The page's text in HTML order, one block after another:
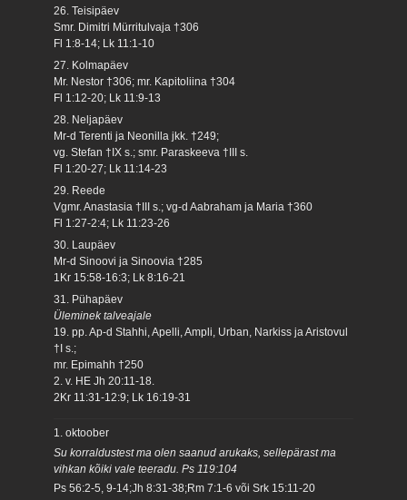
26. Teisipäev
Smr. Dimitri Mürritulvaja †306
Fl 1:8-14; Lk 11:1-10
27. Kolmapäev
Mr. Nestor †306; mr. Kapitoliina †304
Fl 1:12-20; Lk 11:9-13
28. Neljapäev
Mr-d Terenti ja Neonilla jkk. †249;
vg. Stefan †IX s.; smr. Paraskeeva †III s.
Fl 1:20-27; Lk 11:14-23
29. Reede
Vgmr. Anastasia †III s.; vg-d Aabraham ja Maria †360
Fl 1:27-2:4; Lk 11:23-26
30. Laupäev
Mr-d Sinoovi ja Sinoovia †285
1Kr 15:58-16:3; Lk 8:16-21
31. Pühapäev
Üleminek talveajale
19. pp. Ap-d Stahhi, Apelli, Ampli, Urban, Narkiss ja Aristovul
†I s.;
mr. Epimahh †250
2. v. HE Jh 20:11-18.
2Kr 11:31-12:9; Lk 16:19-31
1. oktoober
Su korraldustest ma olen saanud arukaks, sellepärast ma
vihkan kõiki vale teeradu. Ps 119:104
Ps 56:2-5, 9-14;Jh 8:31-38;Rm 7:1-6 või Srk 15:11-20